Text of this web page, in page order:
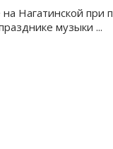
Нагатинской
музыки ...